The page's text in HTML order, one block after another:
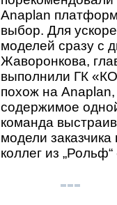
Anaplan
выбор. Для
моделей сразу с
Жаворонкова,
выполнили ГК
похож на
содержимое
команда
модели
коллег из